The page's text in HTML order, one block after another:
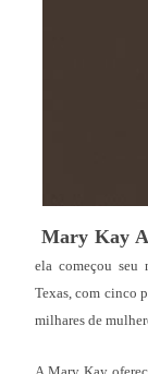
Mary Kay
ela começou seu
Texas, com cinco
milhares de